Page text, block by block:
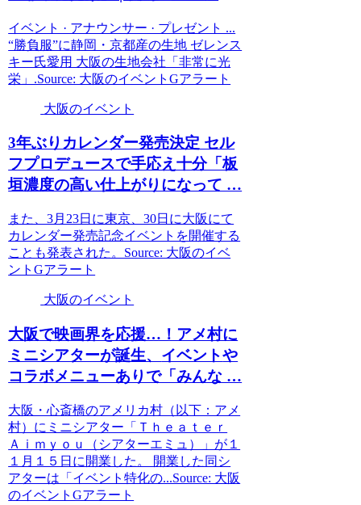
イベント · アナウンサー · プレゼント ...
“勝負服”に静岡・京都産の生地 ゼレンス
キー氏愛用 大阪の生地会社「非常に光
栄」.Source: 大阪のイベントGアラート
大阪のイベント
3年ぶりカレンダー発売決定 セル
フプロデュースで手応え十分「板
垣濃度の高い仕上がりになって …
また、3月23日に東京、30日に大阪にて
カレンダー発売記念イベントを開催する
ことも発表された。Source: 大阪のイベ
ントGアラート
大阪のイベント
大阪で映画界を応援…！アメ村に
ミニシアターが誕生、 イベントや
コラボメニューありで「みんな …
大阪・心斎橋のアメリカ村（以下：アメ
村）にミニシアター「Ｔｈｅａｔｅｒ
Ａｉｍｙｏｕ（シアターエミュ）」が１
１月１５日に開業した。 開業した同シ
アターは「イベント特化の...Source: 大阪
のイベントGアラート